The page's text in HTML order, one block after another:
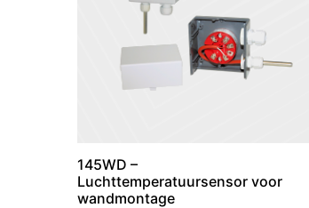
145WD –
Luchttemperatuursensor voor
wandmontage